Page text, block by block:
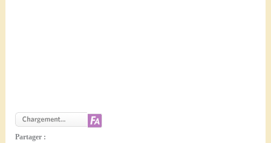
Partager :